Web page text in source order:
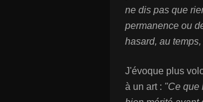
ne dis pas que
permanence ou
hasard, au
J'évoque plus
à un art : "Ce que